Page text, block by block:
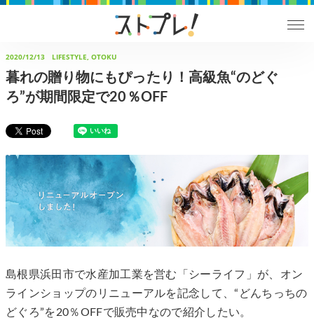
2020/12/13 LIFESTYLE, OTOKU
暮れの贈り物にもぴったり！高級魚“のどぐ
ろ”が期間限定で20％OFF
島根県浜田市で水産加工業を営む「シーライフ」が、オン
ラインショップのリニューアルを記念して、“どんちっちの
どぐろ”を20％OFFで販売中なので紹介したい。